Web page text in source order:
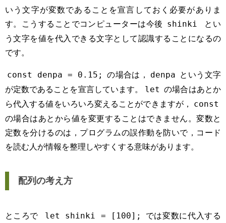
いう文字が変数であることを宣言しておく必要がありま
す。こうすることでコンピューターは今後 shinki
とい
う文字を値を代入できる文字として認識することになるの
です。
const denpa = 0.15; の場合は， denpa という文字
が定数であることを宣言しています。
let の場合はあとか
ら代入する値をいろいろ変えることができますが，
const
の場合はあとから値を変更することはできません。変数と
定数を分けるのは，プログラムの誤作動を防いで，コード
を読む人が情報を整理しやすくする意味があります。
配列の考え方
ところで let shinki = [100];
では変数に代入する